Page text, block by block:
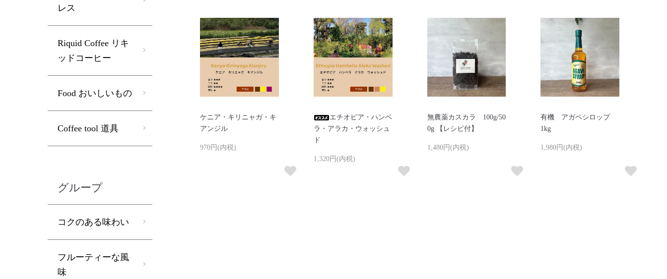
ケニア・キリニャガ・キ
アンジル
970円(内税)
エチオピア・ハンベ
ラ・アラカ・ウォッシュ
ド
1,320円(内税)
無農薬カスカラ 100g/50
0g 【レシピ付】
1,480円(内税)
有機 アガペシロップ
1kg
1,980円(内税)
レス
Riquid Coffee リキ
ッドコーヒー
Food おいしいもの
Coffee tool 道具
グループ
コクのある味わい
フルーティーな風
味